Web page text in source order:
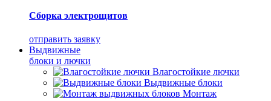
Сборка электрощитов
отправить заявку
Выдвижные
блоки и лючки
Влагостойкие лючки
Выдвижные блоки
Монтаж